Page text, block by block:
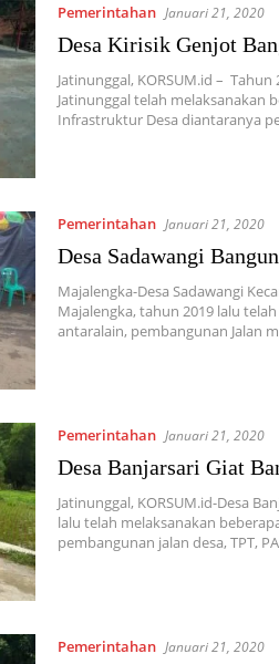
Pemerintahan Januari 21, 2020
Desa Kirisik Genjot
Jatinunggal, KORSUM.id –
Jatinunggal telah melaksanakan
Infrastruktur Desa diantaranya
Pemerintahan Januari 21, 2020
Desa Sadawangi
Majalengka-Desa Sadawangi
Majalengka, tahun 2019 lalu
antaralain, pembangunan Jalan
Pemerintahan Januari 21, 2020
Desa Banjarsari Giat
Jatinunggal, KORSUM.id-Desa
lalu telah melaksanakan
pembangunan jalan desa, TPT,
Pemerintahan Januari 21, 2020